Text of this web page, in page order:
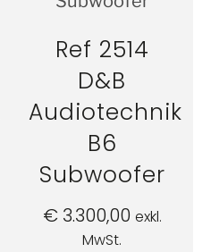
Ref 2514
D&B
Audiotechnik
B6
Subwoofer
€3.300,00 exkl.
MwSt.